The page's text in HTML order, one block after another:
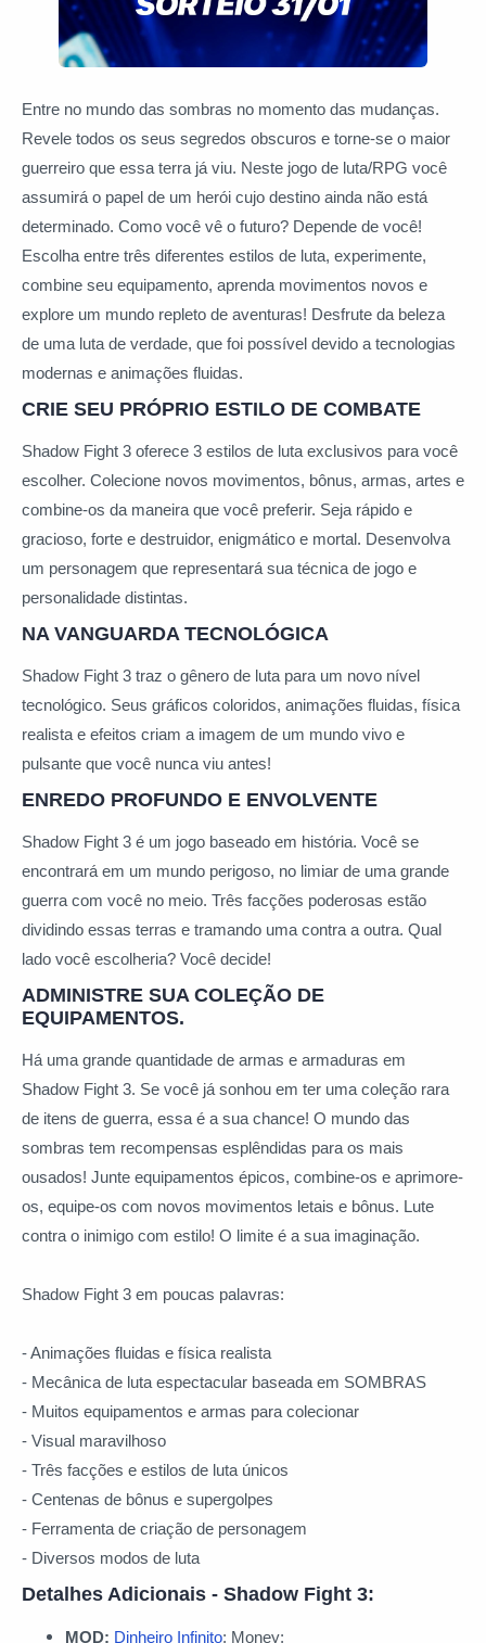
Entre no mundo das sombras no momento das mudanças.
Revele todos os seus segredos obscuros e torne-se o maior
guerreiro que essa terra já viu. Neste jogo de luta/RPG você
assumirá o papel de um herói cujo destino ainda não está
determinado. Como você vê o futuro? Depende de você!
Escolha entre três diferentes estilos de luta, experimente,
combine seu equipamento, aprenda movimentos novos e
explore um mundo repleto de aventuras! Desfrute da beleza
de uma luta de verdade, que foi possível devido a tecnologias
modernas e animações fluidas.
CRIE SEU PRÓPRIO ESTILO DE COMBATE
Shadow Fight 3 oferece 3 estilos de luta exclusivos para você
escolher. Colecione novos movimentos, bônus, armas, artes e
combine-os da maneira que você preferir. Seja rápido e
gracioso, forte e destruidor, enigmático e mortal. Desenvolva
um personagem que representará sua técnica de jogo e
personalidade distintas.
NA VANGUARDA TECNOLÓGICA
Shadow Fight 3 traz o gênero de luta para um novo nível
tecnológico. Seus gráficos coloridos, animações fluidas, física
realista e efeitos criam a imagem de um mundo vivo e
pulsante que você nunca viu antes!
ENREDO PROFUNDO E ENVOLVENTE
Shadow Fight 3 é um jogo baseado em história. Você se
encontrará em um mundo perigoso, no limiar de uma grande
guerra com você no meio. Três facções poderosas estão
dividindo essas terras e tramando uma contra a outra. Qual
lado você escolheria? Você decide!
ADMINISTRE SUA COLEÇÃO DE
EQUIPAMENTOS.
Há uma grande quantidade de armas e armaduras em
Shadow Fight 3. Se você já sonhou em ter uma coleção rara
de itens de guerra, essa é a sua chance! O mundo das
sombras tem recompensas esplêndidas para os mais
ousados! Junte equipamentos épicos, combine-os e aprimore-
os, equipe-os com novos movimentos letais e bônus. Lute
contra o inimigo com estilo! O limite é a sua imaginação.
Shadow Fight 3 em poucas palavras:
- Animações fluidas e física realista
- Mecânica de luta espectacular baseada em SOMBRAS
- Muitos equipamentos e armas para colecionar
- Visual maravilhoso
- Três facções e estilos de luta únicos
- Centenas de bônus e supergolpes
- Ferramenta de criação de personagem
- Diversos modos de luta
Detalhes Adicionais - Shadow Fight 3:
MOD: Dinheiro Infinito; Money;